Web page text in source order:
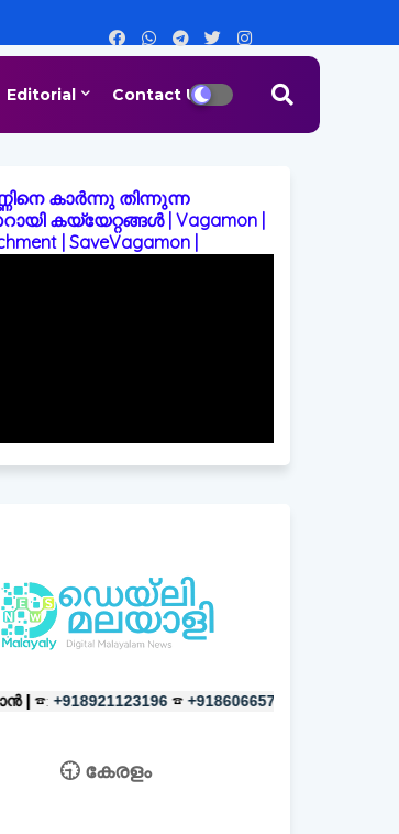
Editorial Contact Us
കാർന്നു തിന്നുന്ന
കയ്യേറ്റങ്ങൾ | Vagamon |
| SaveVagamon |
☎ +918606657037 പരസ്യങ്ങൾക്ക്
🕤 കേരളം